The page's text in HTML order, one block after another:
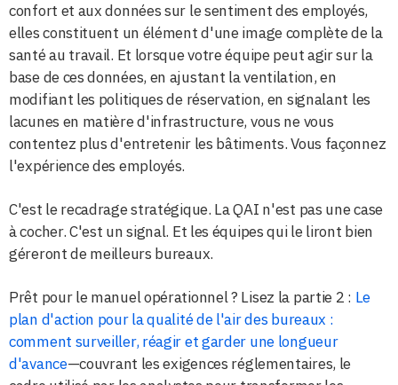
confort et aux données sur le sentiment des employés,
elles constituent un élément d'une image complète de la
santé au travail. Et lorsque votre équipe peut agir sur la
base de ces données, en ajustant la ventilation, en
modifiant les politiques de réservation, en signalant les
lacunes en matière d'infrastructure, vous ne vous
contentez plus d'entretenir les bâtiments. Vous façonnez
l'expérience des employés.
C'est le recadrage stratégique. La QAI n'est pas une case
à cocher. C'est un signal. Et les équipes qui le liront bien
géreront de meilleurs bureaux.
Prêt pour le manuel opérationnel ? Lisez la partie 2 : Le
plan d'action pour la qualité de l'air des bureaux :
comment surveiller, réagir et garder une longueur
d'avance—couvrant les exigences réglementaires, le